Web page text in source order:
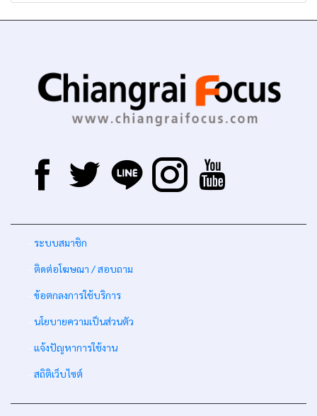
ระบบสมาชิก
ติดต่อโฆษณา / สอบถาม
ข้อตกลงการใช้บริการ
นโยบายความเป็นส่วนตัว
แจ้งปัญหาการใช้งาน
สถิติเว็บไซต์